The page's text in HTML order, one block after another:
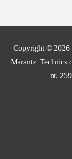
Copyright © 2026
Marantz, Technics
nr.